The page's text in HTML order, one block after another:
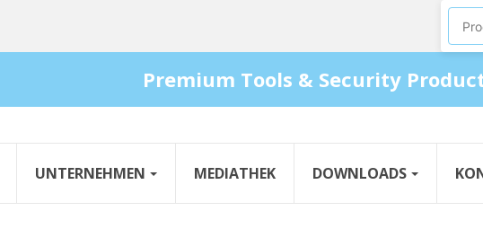
Premium Tools & Security
UNTERNEHMEN MEDIATHEK DOWNLOADS